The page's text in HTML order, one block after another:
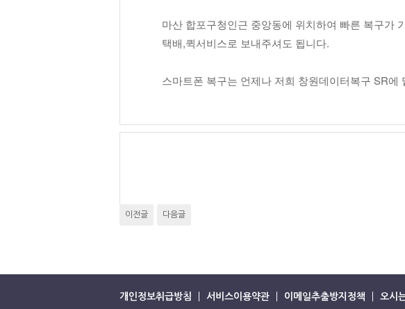
마산 합포구청인근 중앙동에 위치하여 빠른 복구가
택배,퀵서비스로 보내주셔도 됩니다.
스마트폰 복구는 언제나 저희 창원데이터복구 SR에
이전글 다음글
개인정보취급방침 서비스이용약관 이메일추출방지정책 오시